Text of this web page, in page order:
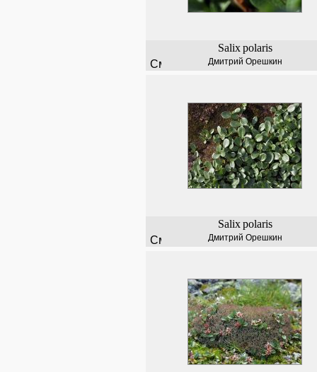
Salix polaris
Дмитрий Орешкин
Salix polaris
Дмитрий Орешкин